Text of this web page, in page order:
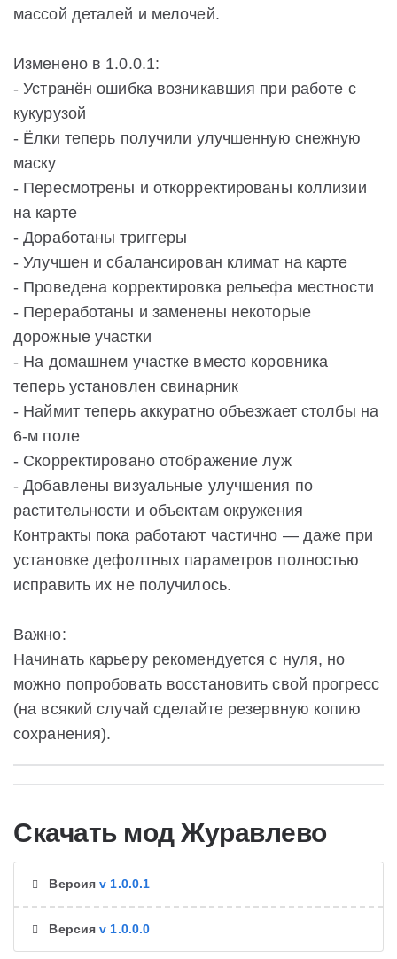
массой деталей и мелочей.
Изменено в 1.0.0.1:
- Устранён ошибка возникавшия при работе с
кукурузой
- Ёлки теперь получили улучшенную снежную
маску
- Пересмотрены и откорректированы коллизии
на карте
- Доработаны триггеры
- Улучшен и сбалансирован климат на карте
- Проведена корректировка рельефа местности
- Переработаны и заменены некоторые
дорожные участки
- На домашнем участке вместо коровника
теперь установлен свинарник
- Наймит теперь аккуратно объезжает столбы на
6-м поле
- Скорректировано отображение луж
- Добавлены визуальные улучшения по
растительности и объектам окружения
Контракты пока работают частично — даже при
установке дефолтных параметров полностью
исправить их не получилось.
Важно:
Начинать карьеру рекомендуется с нуля, но
можно попробовать восстановить свой прогресс
(на всякий случай сделайте резервную копию
сохранения).
Скачать мод Журавлево
Версияv 1.0.0.1
Версияv 1.0.0.0